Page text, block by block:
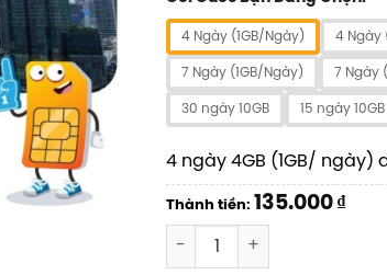
4 Ngày (1GB/Ngày) 4 Ngày
7 Ngày (1GB/Ngày) 7 Ngày
30 ngày 10GB 15 ngày 10GB
4 ngày 4GB (1GB/
Thành tiền: 135.000₫
SIM Malaysia số lượng